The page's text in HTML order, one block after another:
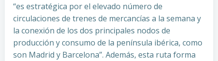
“es estratégica por el elevado número de
circulaciones de trenes de mercancías a la semana y
la conexión de los dos principales nodos de
producción y consumo de la península ibérica, como
son Madrid y Barcelona”. Además, esta ruta forma